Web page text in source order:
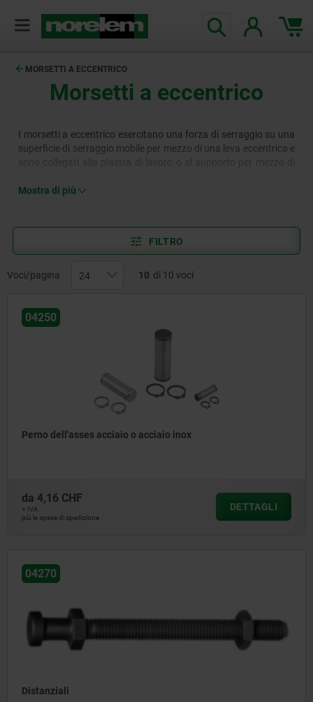
MORSETTI A ECCENTRICO
Morsetti a eccentrico
I morsetti a eccentrico esercitano una forza di serraggio su una
superficie di serraggio mobile per mezzo di una leva eccentrica e
una forza di serraggio all'estremità o al bordo dei pezzi da
serraggio elevate e sono utilizzati in molti settori industriali,
Mostra di più
FILTRO
Voci/pagina 10 di 10 voci
04250
Perno dell'asses acciaio o acciaio inox
da 4,16 CHF
+ IVA
più le spese di spedizione
DETTAGLI
04270
Distanziali